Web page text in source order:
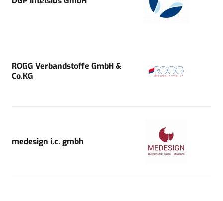
ROGG Verbandstoffe GmbH &
Co.KG
medesign i.c. gmbh